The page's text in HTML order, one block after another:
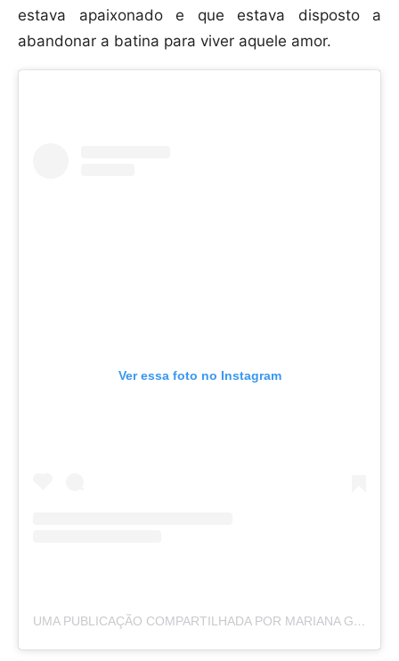
estava apaixonado e que estava disposto a
abandonar a batina para viver aquele amor.
Ver essa foto no Instagram
UMA PUBLICAÇÃO COMPARTILHADA POR MARIANA GODOY (@MARIANAGODOY)